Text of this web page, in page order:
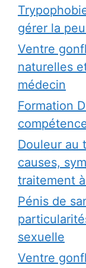
gérer la
Ventre
naturelles
médecin
Formation
Douleur au
causes,
traitement
Pénis de
sexuelle
Ventre